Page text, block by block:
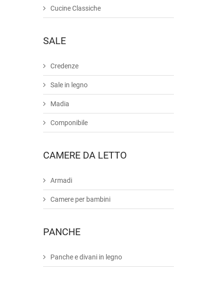
Cucine Classiche
SALE
Credenze
Sale in legno
Madia
Componibile
CAMERE DA LETTO
Armadi
Camere per bambini
PANCHE
Panche e divani in legno